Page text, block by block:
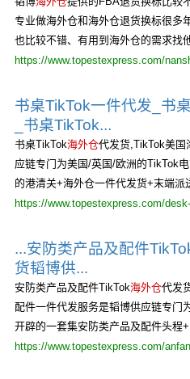
专业做海外仓和海外仓退货换标很多
也比较不错、有用到海外仓的需求找
https://www.topestexpress.com/
书桌TikTok一件代发_书
_书桌TikTok...
书桌TikTok海外仓代发货,TikTok美国
应链专门为美国/英国/欧洲的TikTok
的港清关+海外仓一件代发货+末端派
https://www.topestexpress.com/
...安防类产品及配件
货韬博供...
安防类产品及配件TikTok海外仓代发
配件一件代发服务是韬博供应链专门
开辟的一套集安防类产品及配件头程
https://www.topestexpress.com/